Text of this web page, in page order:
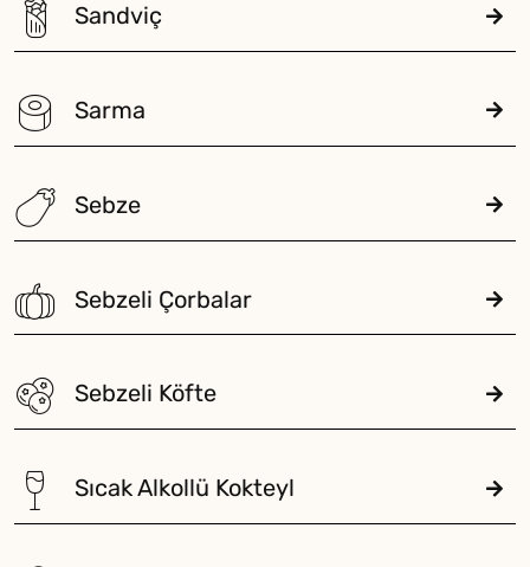
Sandviç
Sarma
Sebze
Sebzeli Çorbalar
Sebzeli Köfte
Sıcak Alkollü Kokteyl